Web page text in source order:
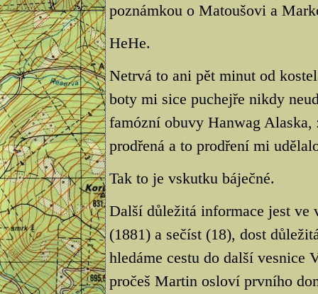
poznámkou o Matoušovi a
HeHe.
Netrvá to ani pět minut od
boty mi sice puchejře nikdy
famózní obuvy Hanwag
prodřená a to prodření mi
Tak to je vskutku báječné.
Další důležitá informace jest ve
(1881) a sečíst (18), dost
hledáme cestu do další vesnice
pročeš Martin osloví prvního